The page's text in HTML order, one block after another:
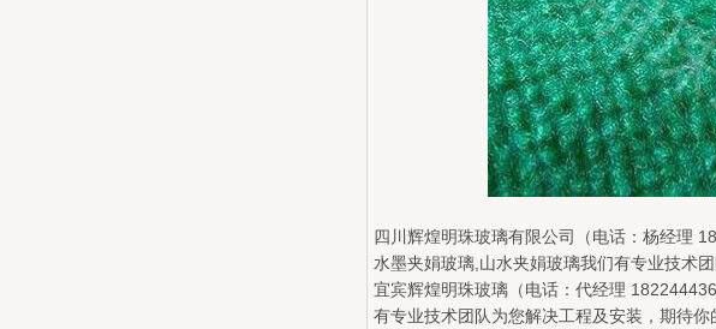
四川辉煌明珠玻璃有限公司（电话：杨经理
水墨夹娟玻璃,山水夹娟玻璃我们有专业技术
宜宾辉煌明珠玻璃（电话：代经理
有专业技术团队为您解决工程及安装，期待你